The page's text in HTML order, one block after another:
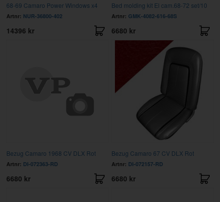
68-69 Camaro Power Windows x4
Artnr: NUR-36800-402
14396 kr
Bed molding kit El cam.68-72 set/10
Artnr: GMK-4082-616-68S
6680 kr
Bezug Camaro 1968 CV DLX Rot
Artnr: DI-072363-RD
6680 kr
Bezug Camaro 67 CV DLX Rot
Artnr: DI-072157-RD
6680 kr